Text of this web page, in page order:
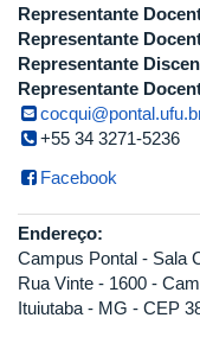
Representante
Representante
Representante
Representante
+55 34 3271-5236
Facebook
Endereço:
Campus Pontal - Sala
Rua Vinte - 1600 -
Ituiutaba - MG - CEP